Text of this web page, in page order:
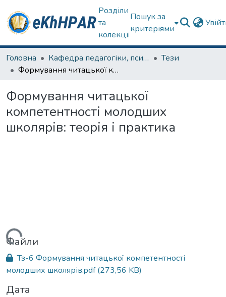
Розділи
та
колекції
Пошук за
критеріями
Головна Кафедра педагогіки, психології, початкової освіти та освітнього менеджменту
Тези
Формування читацької компетентності молодших школярів: теорія і практика
Формування читацької
компетентності молодших
школярів: теорія і практика
Файли
Тз-6 Формування читацької компетентності
молодших школярів.pdf(273,56 KB)
Дата